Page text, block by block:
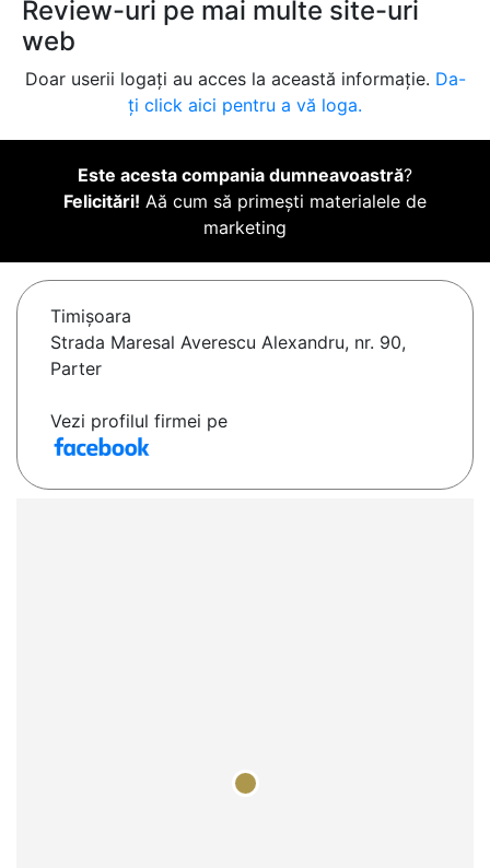
Review-uri pe mai multe site-uri
web
Doar userii logați au acces la această informație. Da-
ți click aici pentru a vă loga.
Este acesta compania dumneavoastră?
Felicitări! Aă cum să primești materialele de
marketing
Timişoara
Strada Maresal Averescu Alexandru, nr. 90,
Parter
Vezi profilul firmei pe